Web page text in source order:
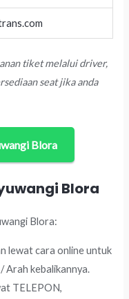
tiket melalui driver,
seat jika anda
Blora
Blora
Blora:
lewat cara online untuk
Arah kebalikannya.
TELEPON,